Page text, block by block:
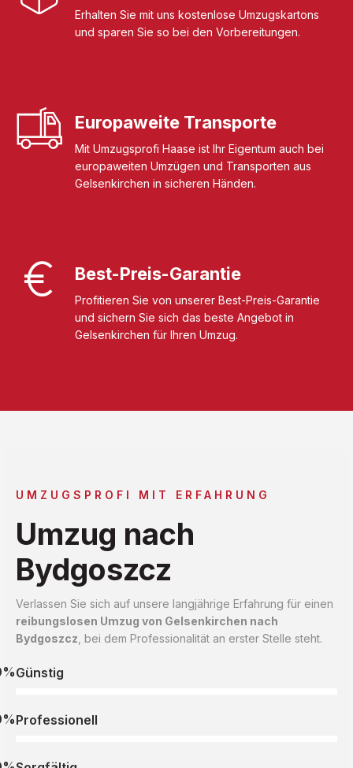
Erhalten Sie mit uns kostenlose Umzugskartons
und sparen Sie so bei den Vorbereitungen.
Europaweite Transporte
Mit Umzugsprofi Haase ist Ihr Eigentum auch bei
europaweiten Umzügen und Transporten aus
Gelsenkirchen in sicheren Händen.
Best-Preis-Garantie
Profitieren Sie von unserer Best-Preis-Garantie
und sichern Sie sich das beste Angebot in
Gelsenkirchen für Ihren Umzug.
UMZUGSPROFI MIT ERFAHRUNG
Umzug nach
Bydgoszcz
Verlassen Sie sich auf unsere langjährige Erfahrung für einen
reibungslosen Umzug von Gelsenkirchen nach
Bydgoszcz , bei dem Professionalität an erster Stelle steht.
Günstig
Professionell